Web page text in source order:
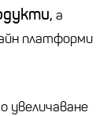
а
платформи
увеличаване